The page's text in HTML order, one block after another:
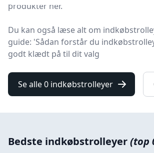
produkter her.
Du kan også læse alt om
guide: 'Sådan forstår du
godt klædt på til dit valg
Se alle 0 indkøbstrolleyer
Bedste indkøbstrolleyer(top